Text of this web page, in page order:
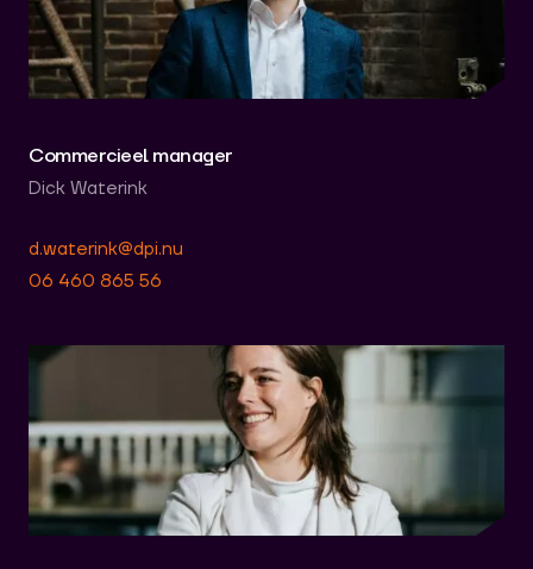
Commercieel manager
Dick Waterink
d.waterink@dpi.nu
06 460 865 56